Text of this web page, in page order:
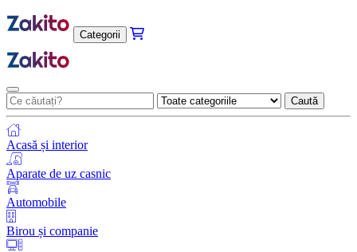
Categorii
Caută
Acasă și interior
Aparate de uz casnic
Automobile
Birou și companie